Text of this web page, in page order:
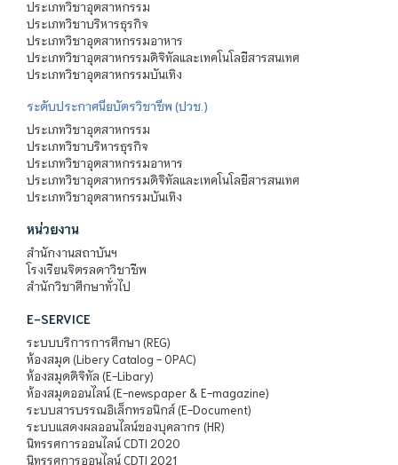
ประเภทวิชาอุตสาหกรรม
ประเภทวิชาบริหารธุรกิจ
ประเภทวิชาอุตสาหกรรมอาหาร
ประเภทวิชาอุตสาหกรรมดิจิทัลและเทคโนโลยีสารสนเทศ
ประเภทวิชาอุตสาหกรรมบันเทิง
ระดับประกาศนียบัตรวิชาชีพ (ปวช.)
ประเภทวิชาอุตสาหกรรม
ประเภทวิชาบริหารธุรกิจ
ประเภทวิชาอุตสาหกรรมอาหาร
ประเภทวิชาอุตสาหกรรมดิจิทัลและเทคโนโลยีสารสนเทศ
ประเภทวิชาอุตสาหกรรมบันเทิง
หน่วยงาน
สำนักงานสถาบันฯ
โรงเรียนจิตรลดาวิชาชีพ
สำนักวิชาศึกษาทั่วไป
E-SERVICE
ระบบบริการการศึกษา (REG)
ห้องสมุด (Libery Catalog - OPAC)
ห้องสมุดดิจิทัล (E-Libary)
ห้องสมุดออนไลน์ (E-newspaper & E-magazine)
ระบบสารบรรณอิเล็กทรอนิกส์ (E-Document)
ระบบแสดงผลออนไลน์ของบุคลากร (HR)
นิทรรศการออนไลน์ CDTI 2020
นิทรรศการออนไลน์ CDTI 2021